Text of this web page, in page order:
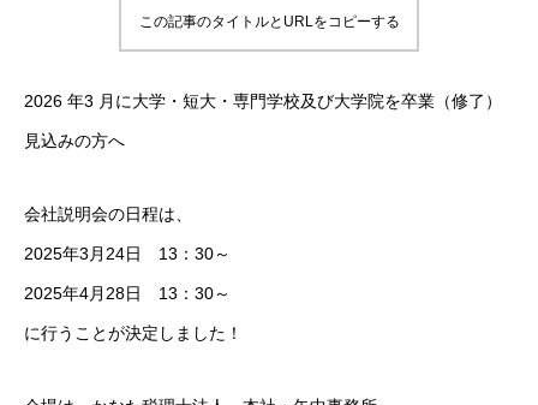
RECRUITING NEWS
新卒募集要項
エントリーフォーム
この記事のタイトルとURLをコピーする
2026 年3 月に大学・短大・専門学校及び大学院を卒業（修了）
見込みの方へ
会社説明会の日程は、
2025年3月24日 13：30～
2025年4月28日 13：30～
に行うことが決定しました！